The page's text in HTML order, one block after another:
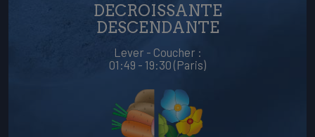
DECROISSANTE
DESCENDANTE
Lever - Coucher :
01:49 - 19:30 (Paris)